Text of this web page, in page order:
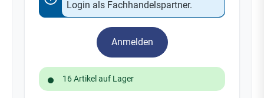
Login als Fachhandelspartner.
Anmelden
16 Artikel auf Lager